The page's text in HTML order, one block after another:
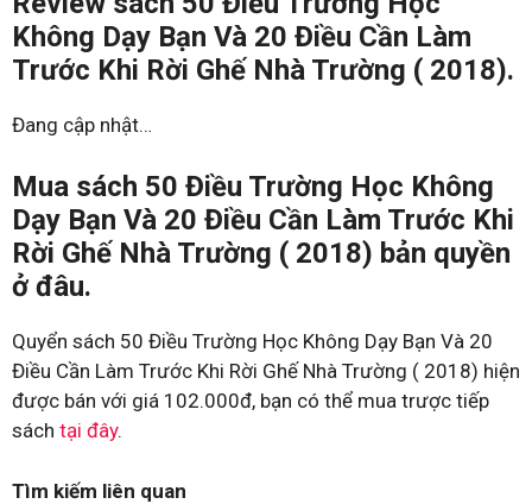
Không Dạy Bạn Và 20 Điều Cần Làm
Trước Khi Rời Ghế Nhà Trường ( 2018).
Đang cập nhật…
Mua sách 50 Điều Trường Học Không
Dạy Bạn Và 20 Điều Cần Làm Trước Khi
Rời Ghế Nhà Trường ( 2018) bản quyền
ở đâu.
Quyển sách 50 Điều Trường Học Không Dạy Bạn Và 20
Điều Cần Làm Trước Khi Rời Ghế Nhà Trường ( 2018) hiện
được bán với giá 102.000đ, bạn có thể mua trược tiếp
sách tại đây.
Tìm kiếm liên quan